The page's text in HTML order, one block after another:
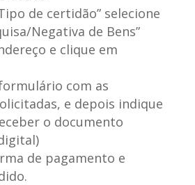
de certidão” selecione
Negativa de Bens”
e clique em
com as
e depois indique
o documento
de pagamento e